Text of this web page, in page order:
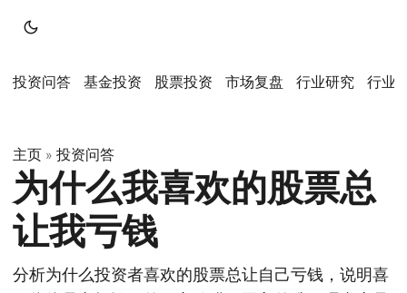
投资问答 基金投资 股票投资 市场复盘 行业研究 行业
主页 » 投资问答
为什么我喜欢的股票总
让我亏钱
分析为什么投资者喜欢的股票总让自己亏钱，说明喜